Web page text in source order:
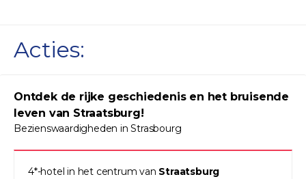
Acties:
Ontdek de rijke geschiedenis en het bruisende
leven van Straatsburg!
Bezienswaardigheden in Strasbourg
4*-hotel in het centrum van Straatsburg